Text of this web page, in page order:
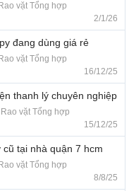
Rao vặt Tổng hợp
2/1/26
đang dùng giá rẻ
Rao vặt Tổng hợp
16/12/25
thanh lý chuyên nghiệp
Rao vặt Tổng hợp
15/12/25
tại nhà quận 7 hcm
Rao vặt Tổng hợp
8/8/25